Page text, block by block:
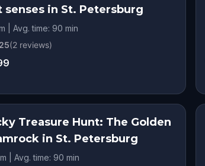
senses in St. Petersburg
| Avg. time: 90 min
(2reviews)
Treasure Hunt: The Golden
in St. Petersburg
| Avg. time: 90 min